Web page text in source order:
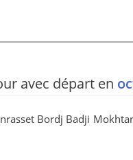
avec départ en
Bordj Badji